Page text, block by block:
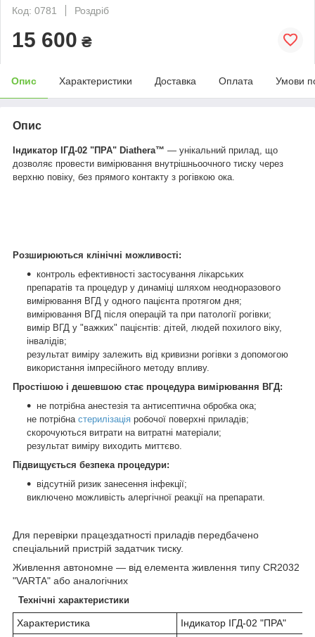
Код: 0781
Роздріб
15 600 ₴
Опис Характеристики Доставка Оплата Умови
Опис
Індикатор ІГД-02 "ПРА" Diathera™ ― унікальний прилад, що
дозволяє провести вимірювання внутрішньоочного тиску через
верхню повіку, без прямого контакту з рогівкою ока.
Розширюються клінічні можливості:
контроль ефективності застосування лікарських
препаратів та процедур у динаміці шляхом неодноразового
вимірювання ВГД у одного пацієнта протягом дня;
вимірювання ВГД після операцій та при патології рогівки;
вимір ВГД у "важких" пацієнтів: дітей, людей похилого віку,
інвалідів;
результат виміру залежить від кривизни рогівки з допомогою
використання імпресійного методу впливу.
Простішою і дешевшою стає процедура вимірювання ВГД:
не потрібна анестезія та антисептична обробка ока;
не потрібна стерилізація робочої поверхні приладів;
скорочуються витрати на витратні матеріали;
результат виміру виходить миттєво.
Підвищується безпека процедури:
відсутній ризик занесення інфекції;
виключено можливість алергічної реакції на препарати.
Для перевірки працездатності приладів передбачено
спеціальний пристрій задатчик тиску.
Живлення автономне ― від елемента живлення типу CR2032
"VARTA" або аналогічних
Технічні характеристики
Характеристика Індикатор ІГД-02 "ПРА"